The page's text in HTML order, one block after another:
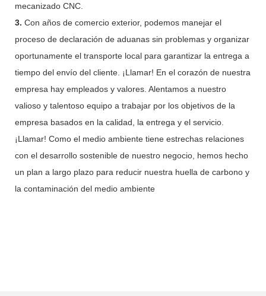
mecanizado CNC.
3. Con años de comercio exterior, podemos manejar el
proceso de declaración de aduanas sin problemas y organizar
oportunamente el transporte local para garantizar la entrega a
tiempo del envío del cliente. ¡Llamar! En el corazón de nuestra
empresa hay empleados y valores. Alentamos a nuestro
valioso y talentoso equipo a trabajar por los objetivos de la
empresa basados ​​en la calidad, la entrega y el servicio.
¡Llamar! Como el medio ambiente tiene estrechas relaciones
con el desarrollo sostenible de nuestro negocio, hemos hecho
un plan a largo plazo para reducir nuestra huella de carbono y
la contaminación del medio ambiente